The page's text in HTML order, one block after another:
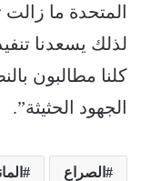
المتحدة ما
لذلك يسعدنا
كلنا مطالبون
الجهود الحثيثة”.
الصراع